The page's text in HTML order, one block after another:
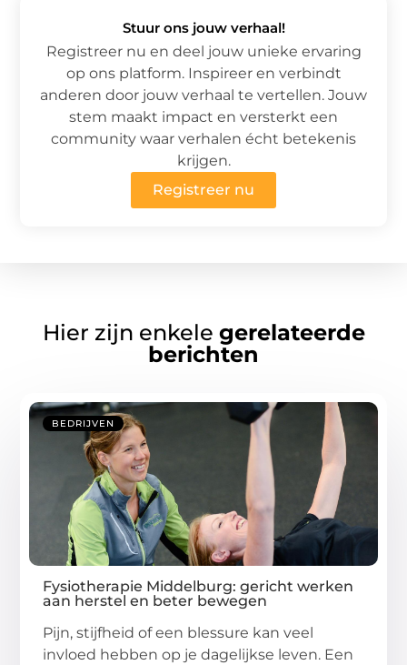
Stuur ons jouw verhaal!
Registreer nu en deel jouw unieke ervaring
op ons platform. Inspireer en verbindt
anderen door jouw verhaal te vertellen. Jouw
stem maakt impact en versterkt een
community waar verhalen écht betekenis
krijgen.
Registreer nu
Hier zijn enkele gerelateerde
berichten
BEDRIJVEN
Fysiotherapie Middelburg: gericht werken
aan herstel en beter bewegen
Pijn, stijfheid of een blessure kan veel
invloed hebben op je dagelijkse leven. Een